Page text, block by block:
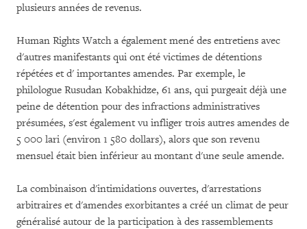
plusieurs années de revenus.
Human Rights Watch a également mené des entretiens avec
d'autres manifestants qui ont été victimes de détentions
répétées et d' importantes amendes. Par exemple, le
philologue Rusudan Kobakhidze, 61 ans, qui purgeait déjà une
peine de détention pour des infractions administratives
présumées, s'est également vu infliger trois autres amendes de
5 000 lari (environ 1 580 dollars), alors que son revenu
mensuel était bien inférieur au montant d'une seule amende.
La combinaison d'intimidations ouvertes, d'arrestations
arbitraires et d'amendes exorbitantes a créé un climat de peur
généralisé autour de la participation à des rassemblements